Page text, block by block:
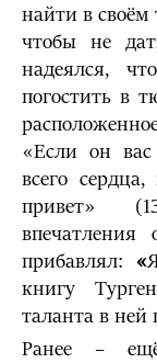
найти в своём
чтобы не
надеялся,
погостить в
«Если он
всего
привет»
впечатления
прибавлял:
«
книгу
таланта в ней
Ранее –